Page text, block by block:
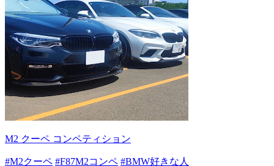
M2 クーペ コンペティション
#M2クーペ #F87M2コンペ #BMW好きな人